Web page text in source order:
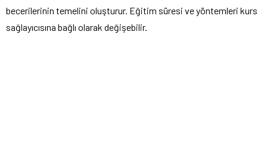
becerilerinin temelini oluşturur. Eğitim süresi ve yöntemleri kurs
sağlayıcısına bağlı olarak değişebilir.